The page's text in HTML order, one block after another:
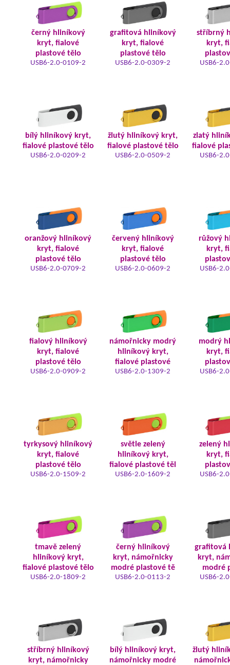
černý hliníkový
kryt, fialové
plastové tělo
USB6-2.0-0109-2
grafitová hliníkový
kryt, fialové
plastové tělo
USB6-2.0-0309-2
stříbrný
kryt,
USB6-
bílý hliníkový kryt,
fialové plastové tělo
USB6-2.0-0209-2
žlutý hliníkový kryt,
fialové plastové tělo
USB6-2.0-0509-2
zlatý
fialové
USB6-
oranžový hliníkový
kryt, fialové
plastové tělo
USB6-2.0-0709-2
červený hliníkový
kryt, fialové
plastové tělo
USB6-2.0-0609-2
růžový
kryt,
USB6-
fialový hliníkový
kryt, fialové
plastové tělo
USB6-2.0-0909-2
námořnicky modrý
hliníkový kryt,
fialové plastové
USB6-2.0-1309-2
modrý
kryt,
USB6-
tyrkysový hliníkový
kryt, fialové
plastové tělo
USB6-2.0-1509-2
světle zelený
hliníkový kryt,
fialové plastové těl
USB6-2.0-1609-2
zelený
kryt,
USB6-
tmavě zelený
hliníkový kryt,
fialové plastové tělo
USB6-2.0-1809-2
černý hliníkový
kryt, námořnicky
modré plastové tě
USB6-2.0-0113-2
grafitová
kryt,
modré
USB6-
stříbrný hliníkový
kryt, námořnicky
bílý hliníkový kryt,
námořnicky modré
žlutý